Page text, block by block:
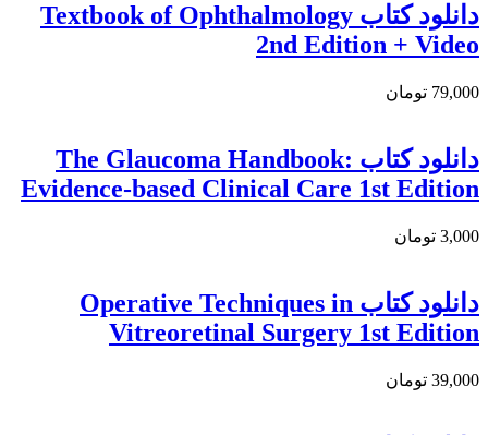
دانلود کتاب Textbook of Ophthalmology
2nd Edition + Video
79,000 تومان
دانلود کتاب The Glaucoma Handbook:
Evidence-based Clinical Care 1st Edition
3,000 تومان
دانلود کتاب Operative Techniques in
Vitreoretinal Surgery 1st Edition
39,000 تومان